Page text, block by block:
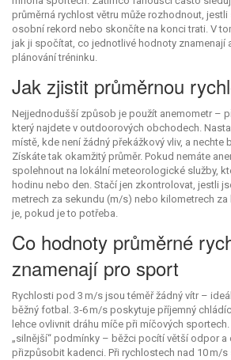
průměrná rychlost větru může rozhodnout,
osobní rekord nebo skončíte na konci trati. V
jak ji spočítat, co jednotlivé hodnoty znamenají
plánování tréninku.
Jak zjistit průměrnou
Nejjednodušší způsob je použít anemometr –
který najdete v outdoorových obchodech.
místě, kde není žádný překážkový vliv, a nechte
Získáte tak okamžitý průměr. Pokud nemáte
spolehnout na lokální meteorologické služby,
hodinu nebo den. Stačí jen zkontrolovat, jestli
metrech za sekundu (m/s) nebo kilometrech
je, pokud je to potřeba.
Co hodnoty průměrné
znamenají pro sport
Rychlosti pod 3 m/s jsou téměř žádný vítr –
běžný fotbal. 3‑6 m/s poskytuje příjemný
lehce ovlivnit dráhu míče při míčových
„silnější“ podmínky – běžci pocítí větší odpor
přizpůsobit kadenci. Při rychlostech nad 10 m/s